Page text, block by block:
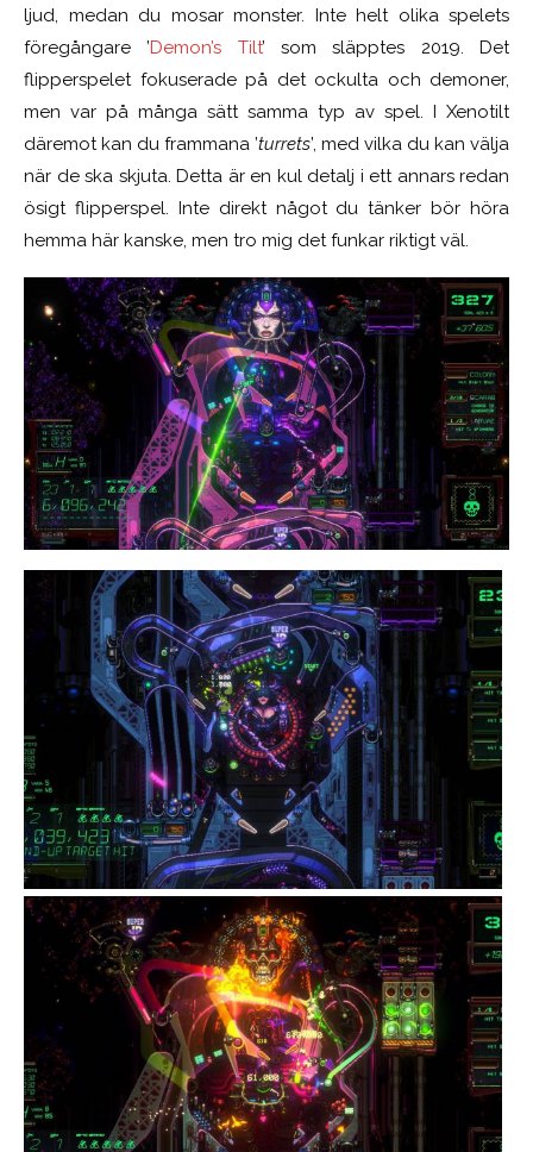
ljud, medan du mosar monster. Inte helt olika spelets
föregångare ’Demon’s Tilt’ som släpptes 2019. Det
flipperspelet fokuserade på det ockulta och demoner,
men var på många sätt samma typ av spel. I Xenotilt
däremot kan du frammana ’turrets’, med vilka du kan välja
när de ska skjuta. Detta är en kul detalj i ett annars redan
ösigt flipperspel. Inte direkt något du tänker bör höra
hemma här kanske, men tro mig det funkar riktigt väl.